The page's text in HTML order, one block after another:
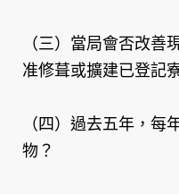
（三）當局會否改
准修葺或擴建已登記
（四）過去五年，
物？